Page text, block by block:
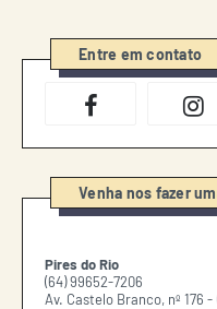
Entre em contato
Venha nos fazer
Pires do Rio
(64) 99652-7206
Av. Castelo Branco, nº 176